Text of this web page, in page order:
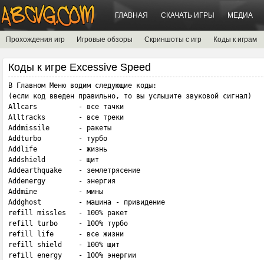
ГЛАВНАЯ СКАЧАТЬ ИГРЫ МЕДИА
Прохождения игр Игровые обзоры Скриншоты с игр Коды к играм
Коды к игре Excessive Speed
В Главном Меню водим следующие коды:
(если код введен правильно, то вы услышите звуковой сигнал)
Allcars          - все тачки
Alltracks        - все треки
Addmissile       - ракеты
Addturbo         - турбо
Addlife          - жизнь
Addshield        - щит
Addearthquake    - землетрясение
Addenergy        - энергия
Addmine          - мины
Addghost         - машина - привидение
refill missles   - 100% ракет
refill turbo     - 100% турбо
refill life      - все жизни
refill shield    - 100% щит
refill energy    - 100% энергии